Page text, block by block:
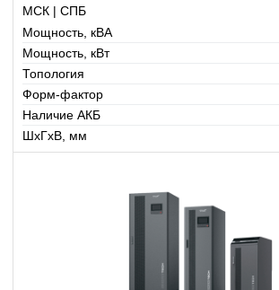
МСК | СПБ
Мощность, кВА
Мощность, кВт
Топология
Форм-фактор
Наличие АКБ
ШхГхВ, мм